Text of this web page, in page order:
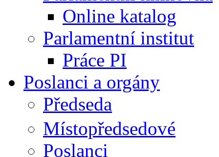
Online katalog
Parlamentní institut
Práce PI
Poslanci a orgány
Předseda
Místopředsedové
Poslanci